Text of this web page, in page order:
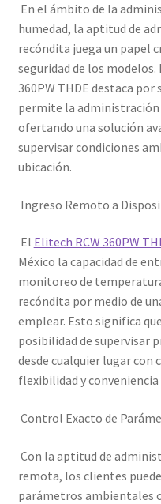
En el ámbito de la
humedad, la aptitud de
recóndita juega un papel
seguridad de los
360PW THDE destaca
permite la administración
ofertando una solución
supervisar condiciones
ubicación.
Ingreso Remoto a
El Elitech RCW 360PW
México la capacidad de
monitoreo de
recóndita por medio de
emplear. Esto significa
posibilidad de supervisar
desde cualquier lugar con
flexibilidad y
Control Exacto de
Con la aptitud de
remota, los clientes
parámetros ambientales